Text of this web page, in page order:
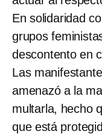
En solidaridad
grupos
descontento en
Las
amenazó a la
multarla, hecho
que está